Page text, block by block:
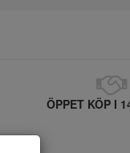
ÖPPET KÖP I